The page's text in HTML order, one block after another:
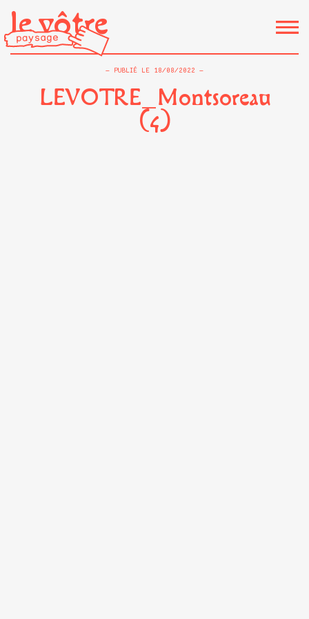
le vôtre
PUBLIÉ LE 18/08/2022
LEVOTRE_Montsoreau
(4)